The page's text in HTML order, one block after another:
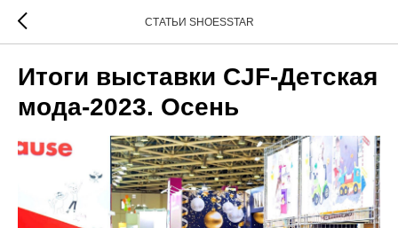
СТАТЬИ SHOESSTAR
Итоги выставки CJF-Детская
мода-2023. Осень